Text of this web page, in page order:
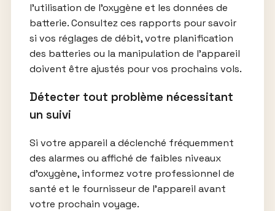
l’utilisation de l’oxygène et les données de
batterie. Consultez ces rapports pour savoir
si vos réglages de débit, votre planification
des batteries ou la manipulation de l’appareil
doivent être ajustés pour vos prochains vols.
Détecter tout problème nécessitant
un suivi
Si votre appareil a déclenché fréquemment
des alarmes ou affiché de faibles niveaux
d’oxygène, informez votre professionnel de
santé et le fournisseur de l’appareil avant
votre prochain voyage.